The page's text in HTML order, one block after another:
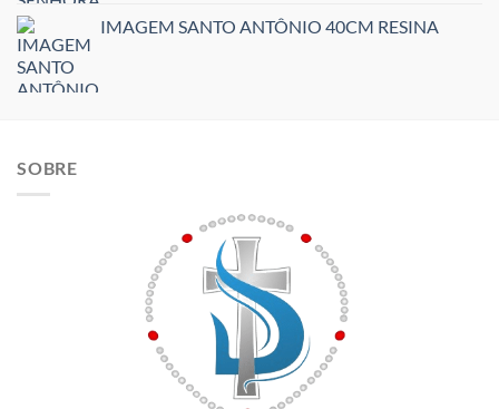
IMAGEM SANTO ANTÔNIO 40CM RESINA
SOBRE